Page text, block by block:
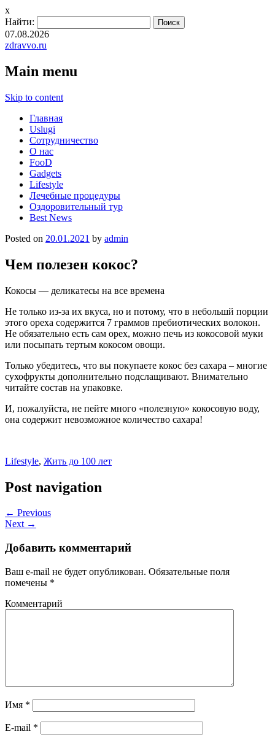
x
Найти:
07.08.2026
zdravvo.ru
Main menu
Skip to content
Главная
Uslugi
Сотрудничество
О нас
FooD
Gadgets
Lifestyle
Лечебные процедуры
Оздоровительный тур
Best News
Posted on 20.01.2021 by admin
Чем полезен кокос?
Кокосы — деликатесы на все времена
Не только из-за их вкуса, но и потому, что в небольшй порции
этого ореха содержится 7 граммов пребиотических волокон.
Не обязательно есть сам орех, можно печь из кокосовой муки
или посыпать тертым кокосом овощи.
Только убедитесь, что вы покупаете кокос без сахара – многие
сухофрукты дополнительно подслащивают. Внимательно
читайте состав на упаковке.
И, пожалуйста, не пейте много «полезную» кокосовую воду,
она содержит невозможное количество сахара!
Lifestyle, Жить до 100 лет
Post navigation
← Previous
Next →
Добавить комментарий
Ваш e-mail не будет опубликован. Обязательные поля
помечены *
Комментарий
Имя *
E-mail *